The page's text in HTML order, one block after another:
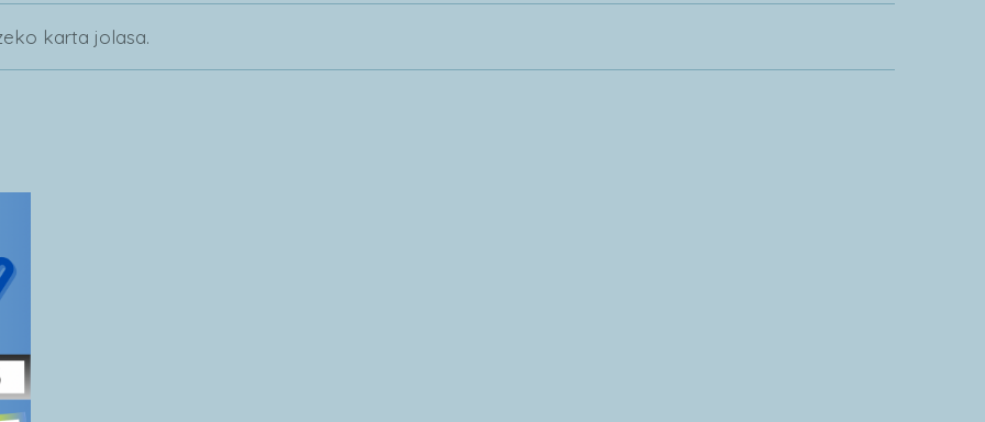
karta jolasa.